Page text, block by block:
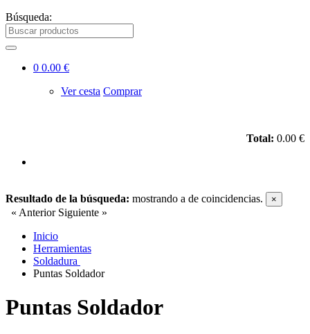
Búsqueda:
0 0.00 €
Ver cesta Comprar
Total: 0.00 €
Resultado de la búsqueda: mostrando a de coincidencias. ×
« Anterior Siguiente »
Inicio
Herramientas
Soldadura
Puntas Soldador
Puntas Soldador